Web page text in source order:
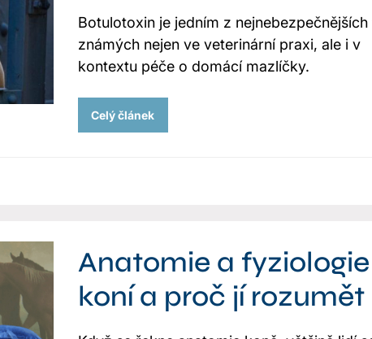
Botulotoxin je jedním z
známých nejen ve veterinární praxi, ale i v
kontextu péče o domácí mazlíčky.
Celý článek
Anatomie a fyziologie
koní a proč jí rozumět